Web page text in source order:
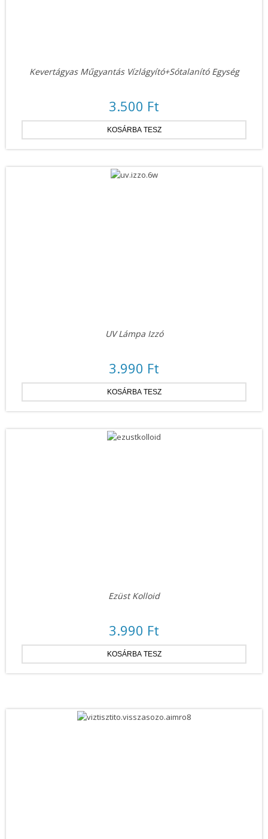
Kevertágyas Műgyantás Vízlágyító+sótalanító Egység
3.500 Ft
UV Lámpa Izzó
3.990 Ft
Ezüst Kolloid
3.990 Ft